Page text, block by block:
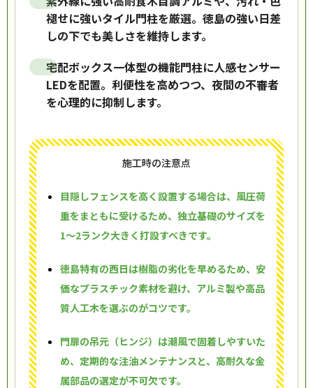
褪せに強いタイル門柱を厳選。徳島の強い日差
しの下でも美しさを維持します。
宅配ボックス一体型の機能門柱に人感センサー
LEDを配置。利便性を高めつつ、夜間の不審者
を心理的に抑制します。
施工時の注意点
目隠しフェンスを高く設置する場合は、風圧荷
重をまともに受けるため、独立基礎のサイズを
1〜2ランク大きく打設すべきです。
徳島特有の西日は樹脂の劣化を早めるため、安
価なプラスチック素材を避け、アルミ製や高品
質人工木を選ぶのがコツです。
門扉の吊元（ヒンジ）は潮風で固着しやすいた
め、定期的な注油メンテナンスと、高耐久な金
属部品の選定が不可欠です。